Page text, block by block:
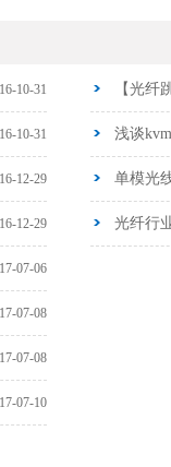
10-31
10-31
12-29
12-29
07-06
07-08
07-08
07-10
【光纤
浅谈
单模光
光纤行